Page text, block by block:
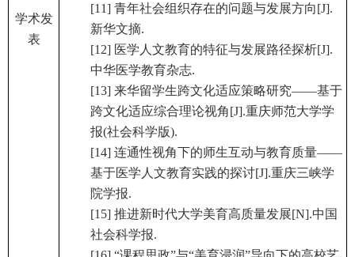
学术发
表
[11] 青年社会组织存在的问题与发展方向[J].
新华文摘.
[12] 医学人文教育的特征与发展路径探析[J].
中华医学教育杂志.
[13] 来华留学生跨文化适应策略研究——基于
跨文化适应综合理论视角[J].重庆师范大学学
报(社会科学版).
[14] 连通性视角下的师生互动与教育质量——
基于医学人文教育实践的探讨[J].重庆三峡学
院学报.
[15] 推进新时代大学美育高质量发展[N].中国
社会科学报.